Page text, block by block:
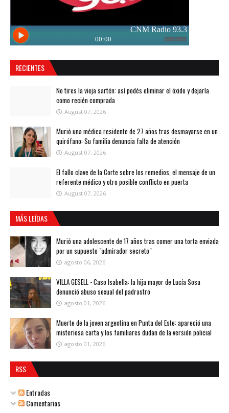
RECIENTES
No tires la vieja sartén: así podés eliminar el óxido y dejarla
como recién comprada
August 07, 2026
Murió una médica residente de 27 años tras desmayarse en un
quirófano: Su familia denuncia falta de atención
August 07, 2026
El fallo clave de la Corte sobre los remedios, el mensaje de un
referente médico y otro posible conflicto en puerta
August 07, 2026
MÁS LEÍDAS
Murió una adolescente de 17 años tras comer una torta enviada
por un supuesto "admirador secreto"
agosto 06, 2026
VILLA GESELL - Caso Isabella: la hija mayor de Lucía Sosa
denunció abuso sexual del padrastro
agosto 01, 2026
Muerte de la joven argentina en Punta del Este: apareció una
misteriosa carta y los familiares dudan de la versión policial
agosto 01, 2026
RSS
Entradas
Comentarios